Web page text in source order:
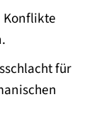
Konflikte
für